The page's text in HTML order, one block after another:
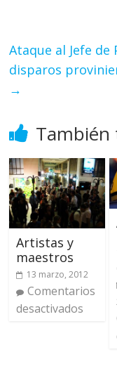
Ataque al Jefe de
disparos
→
También
Artistas y
maestros
13 marzo, 2012
Comentarios
desactivados